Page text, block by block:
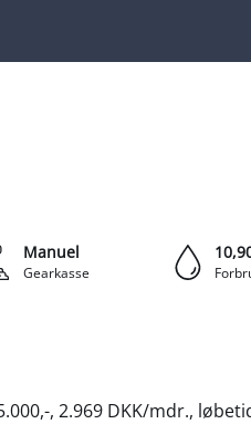
Gearkasse
Manuel
, 2.969 DKK/mdr.,